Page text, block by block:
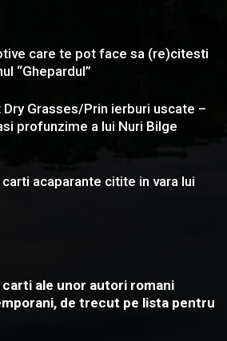
care te pot face sa (re)citesti
“Ghepardul”
Dry Grasses/Prin ierburi uscate –
profunzime a lui Nuri Bilge
acaparante citite in vara lui
carti ale unor autori romani
de trecut pe lista pentru